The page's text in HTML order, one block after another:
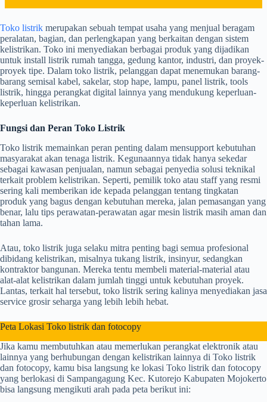
Toko listrik merupakan sebuah tempat usaha yang menjual beragam
peralatan, bagian, dan perlengkapan yang berkaitan dengan sistem
kelistrikan. Toko ini menyediakan berbagai produk yang dijadikan
untuk install listrik rumah tangga, gedung kantor, industri, dan proyek-
proyek tipe. Dalam toko listrik, pelanggan dapat menemukan barang-
barang semisal kabel, sakelar, stop hape, lampu, panel listrik, tools
listrik, hingga perangkat digital lainnya yang mendukung keperluan-
keperluan kelistrikan.
Fungsi dan Peran Toko Listrik
Toko listrik memainkan peran penting dalam mensupport kebutuhan
masyarakat akan tenaga listrik. Kegunaannya tidak hanya sekedar
sebagai kawasan penjualan, namun sebagai penyedia solusi teknikal
terkait problem kelistrikan. Seperti, pemilik toko atau staff yang resmi
sering kali memberikan ide kepada pelanggan tentang tingkatan
produk yang bagus dengan kebutuhan mereka, jalan pemasangan yang
benar, lalu tips perawatan-perawatan agar mesin listrik masih aman dan
tahan lama.
Atau, toko listrik juga selaku mitra penting bagi semua profesional
dibidang kelistrikan, misalnya tukang listrik, insinyur, sedangkan
kontraktor bangunan. Mereka tentu membeli material-material atau
alat-alat kelistrikan dalam jumlah tinggi untuk kebutuhan proyek.
Lantas, terkait hal tersebut, toko listrik sering kalinya menyediakan jasa
service grosir seharga yang lebih lebih hebat.
Peta Lokasi Toko listrik dan fotocopy
Jika kamu membutuhkan atau memerlukan perangkat elektronik atau
lainnya yang berhubungan dengan kelistrikan lainnya di Toko listrik
dan fotocopy, kamu bisa langsung ke lokasi Toko listrik dan fotocopy
yang berlokasi di Sampangagung Kec. Kutorejo Kabupaten Mojokerto
bisa langsung mengikuti arah pada peta berikut ini: